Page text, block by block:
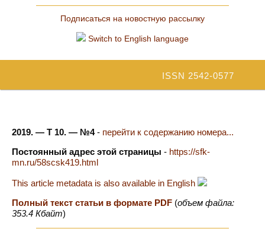
Подписаться на новостную рассылку
Switch to English language
ISSN 2542-0577
2019. — Т 10. — №4- перейти к содержанию номера...
Постоянный адрес этой страницы - https://sfk-
mn.ru/58scsk419.html
This article metadata is also available in English
Полный текст статьи в формате PDF (объем файла:
353.4 Кбайт)